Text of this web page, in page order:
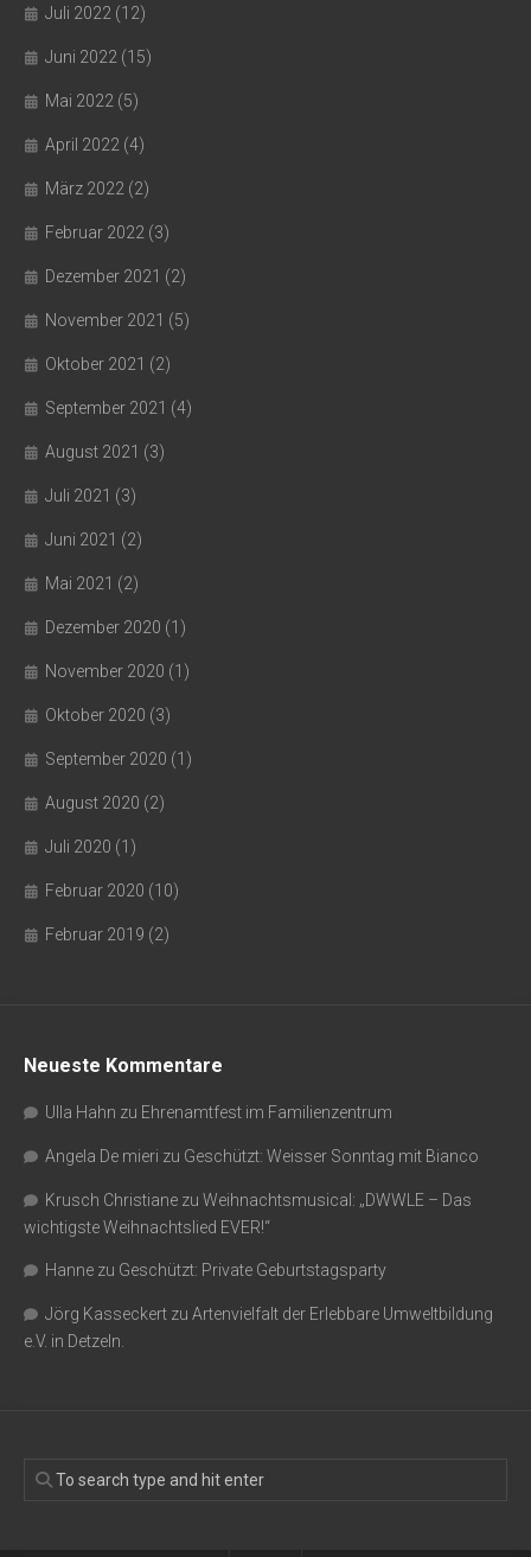
Juli 2022 (12)
Juni 2022 (15)
Mai 2022 (5)
April 2022 (4)
März 2022 (2)
Februar 2022 (3)
Dezember 2021 (2)
November 2021 (5)
Oktober 2021 (2)
September 2021 (4)
August 2021 (3)
Juli 2021 (3)
Juni 2021 (2)
Mai 2021 (2)
Dezember 2020 (1)
November 2020 (1)
Oktober 2020 (3)
September 2020 (1)
August 2020 (2)
Juli 2020 (1)
Februar 2020 (10)
Februar 2019 (2)
Neueste Kommentare
Ulla Hahn zu Ehrenamtfest im Familienzentrum
Angela De mieri zu Geschützt: Weisser Sonntag mit Bianco
Krusch Christiane zu Weihnachtsmusical: „DWWLE – Das
wichtigste Weihnachtslied EVER!“
Hanne zu Geschützt: Private Geburtstagsparty
Jörg Kasseckert zu Artenvielfalt der Erlebbare Umweltbildung
e.V. in Detzeln.